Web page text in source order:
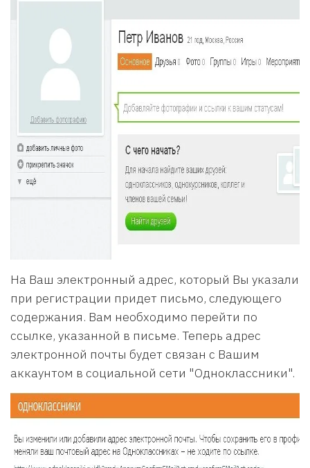
На Ваш электронный адрес, который Вы указали
при регистрации придет письмо, следующего
содержания. Вам необходимо перейти по
ссылке, указанной в письме. Теперь адрес
электронной почты будет связан с Вашим
аккаунтом в социальной сети "Одноклассники".